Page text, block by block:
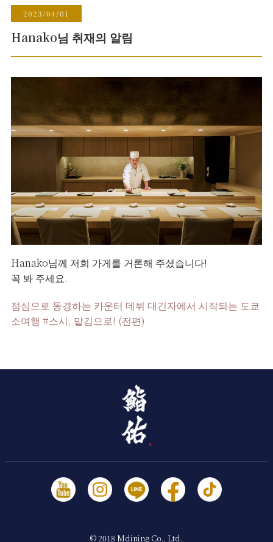
2023/04/01
Hanako님 취재의 알림
Hanako님께 저희 가게를 거론해 주셨습니다!
꼭 봐 주세요.
점심으로 동경하는 카운터 데뷔 대긴자에서 시작되는 도쿄
소여행 #스시, 맡김으로! (전편)
© 2018 Mdining Co., Ltd.